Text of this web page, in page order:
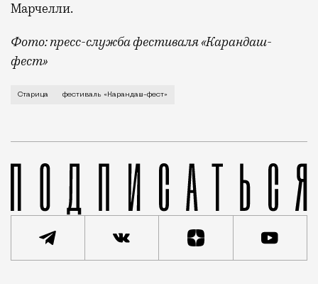
Марчелли.
Фото: пресс-служба фестиваля «Карандаш-
фест»
В минувший уикенд маленькая Старица в
Старица фестиваль «Карандаш-фест»